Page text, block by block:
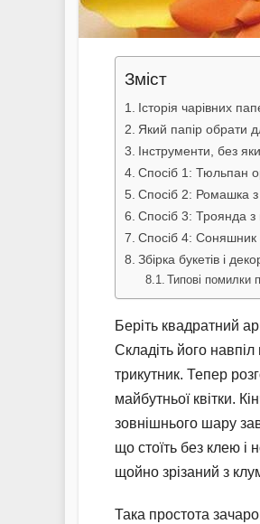
Зміст
Історія чарівних
Який папір обрати
Інструменти, без
Спосіб 1: Тюльпан
Спосіб 2: Ромашка з
Спосіб 3: Троянда з
Спосіб 4: Соняшник
Збірка букетів і
Типові помилки
Беріть квадратний
Складіть його
трикутник. Тепер
майбутньої квітки.
зовнішнього шару
що стоїть без клею і
щойно зрізаний з
Така простота